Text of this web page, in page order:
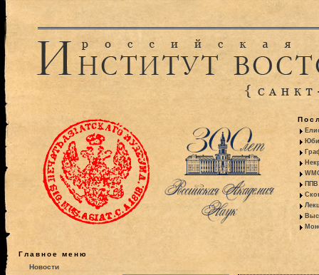
ППВ
Главное меню
Новости